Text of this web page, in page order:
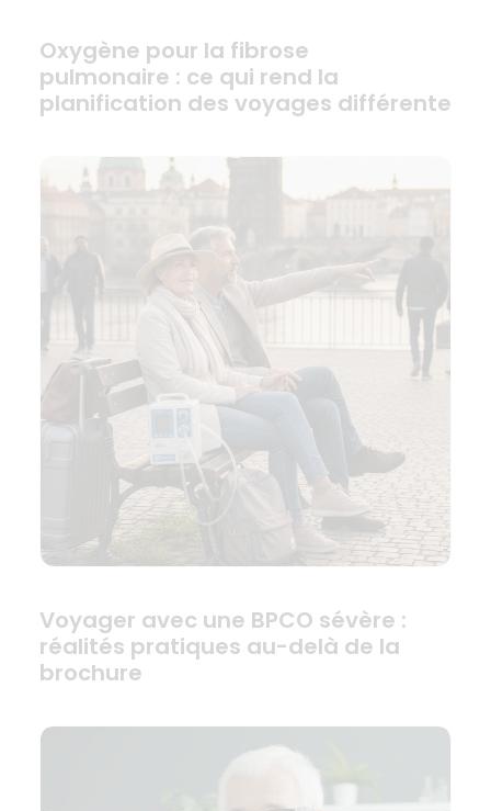
Oxygène pour la fibrose
pulmonaire : ce qui rend la
planification des voyages différente
Voyager avec une BPCO sévère :
réalités pratiques au-delà de la
brochure